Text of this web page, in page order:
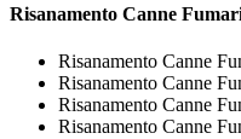
Risanamento Canne
Risanamento Canne
Risanamento Canne
Risanamento Canne
Risanamento Canne